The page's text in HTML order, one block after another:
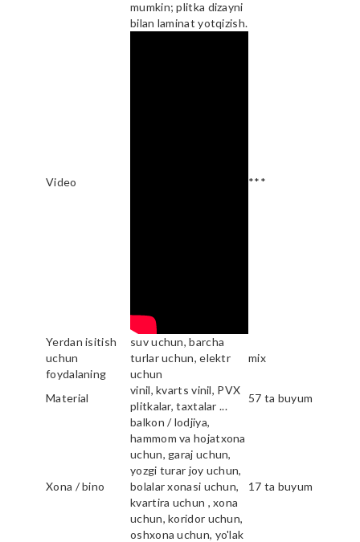
mumkin; plitka dizayni
bilan laminat yotqizish.
Video ***
Yerdan isitish
uchun
foydalaning
suv uchun, barcha
turlar uchun, elektr
uchun
mix
Material
vinil, kvarts vinil, PVX
plitkalar, taxtalar ...
57 ta buyum
Xona / bino
balkon / lodjiya,
hammom va hojatxona
uchun, garaj uchun,
yozgi turar joy uchun,
bolalar xonasi uchun,
kvartira uchun , xona
uchun, koridor uchun,
oshxona uchun, yo'lak
17 ta buyum